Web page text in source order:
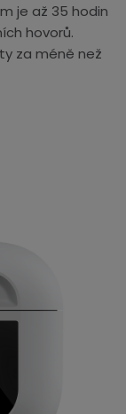
je až 35 hodin
hovorů.
za méně než